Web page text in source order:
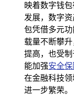
映着数字钱
发展，数字资
包凭借多元
载量不断攀
提高，也受
能加强安全
在金融科技
进一步繁荣。